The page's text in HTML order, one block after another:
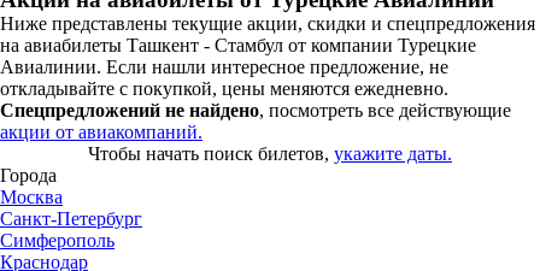
Ниже представлены текущие акции, скидки и спецпредложения
на авиабилеты Ташкент - Стамбул от компании Турецкие
Авиалинии. Если нашли интересное предложение, не
откладывайте с покупкой, цены меняются ежедневно.
Спецпредложений не найдено, посмотреть все действующие
акции от авиакомпаний.
Чтобы начать поиск билетов, укажите даты.
Города
Москва
Санкт-Петербург
Симферополь
Краснодар